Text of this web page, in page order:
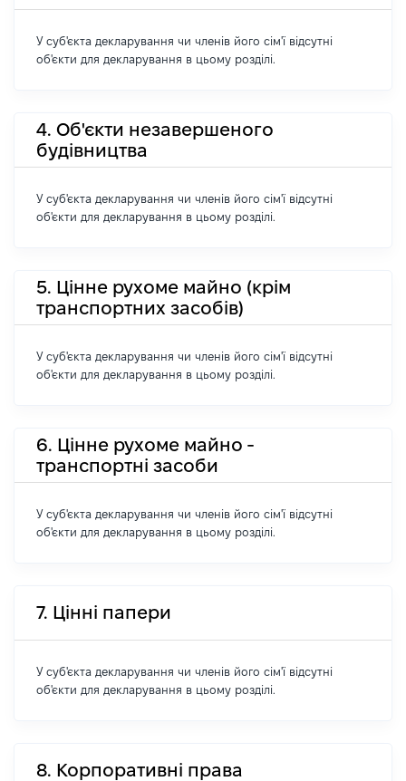
У суб'єкта декларування чи членів його сім'ї відсутні
об'єкти для декларування в цьому розділі.
4. Об'єкти незавершеного
будівництва
У суб'єкта декларування чи членів його сім'ї відсутні
об'єкти для декларування в цьому розділі.
5. Цінне рухоме майно (крім
транспортних засобів)
У суб'єкта декларування чи членів його сім'ї відсутні
об'єкти для декларування в цьому розділі.
6. Цінне рухоме майно -
транспортні засоби
У суб'єкта декларування чи членів його сім'ї відсутні
об'єкти для декларування в цьому розділі.
7. Цінні папери
У суб'єкта декларування чи членів його сім'ї відсутні
об'єкти для декларування в цьому розділі.
8. Корпоративні права